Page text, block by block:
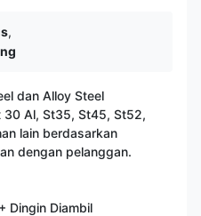
,
dan Alloy Steel
30 Al, St35, St45, St52,
lain berdasarkan
dengan pelanggan.
Dingin Diambil